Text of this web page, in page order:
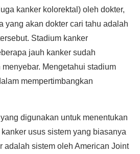
kanker kolorektal) oleh dokter,
yang akan dokter cari tahu adalah
Stadium kanker
jauh kanker sudah
Mengetahui stadium
mempertimbangkan
digunakan untuk menentukan
usus sistem yang biasanya
adalah sistem oleh American Joint